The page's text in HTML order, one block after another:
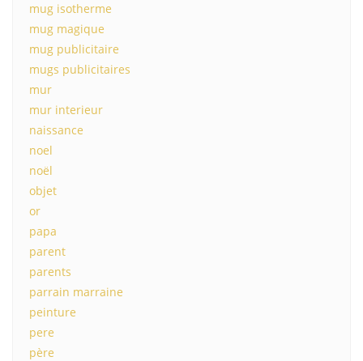
mug isotherme
mug magique
mug publicitaire
mugs publicitaires
mur
mur interieur
naissance
noel
noël
objet
or
papa
parent
parents
parrain marraine
peinture
pere
père